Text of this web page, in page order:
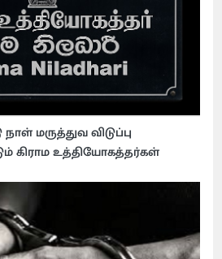
மருத்துவ விடுப்பு
கிராம உத்தியோகத்தர்கள்